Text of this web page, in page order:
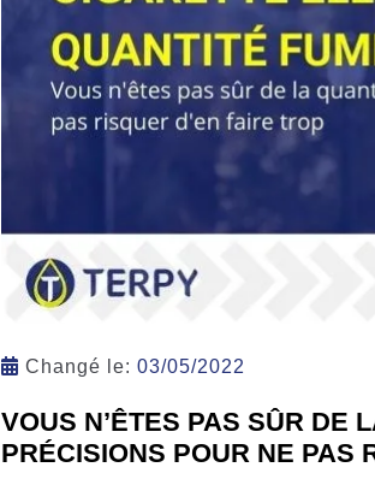
Changé le: 03/05/2022
VOUS N’ÊTES PAS SÛR DE
PRÉCISIONS POUR NE PAS